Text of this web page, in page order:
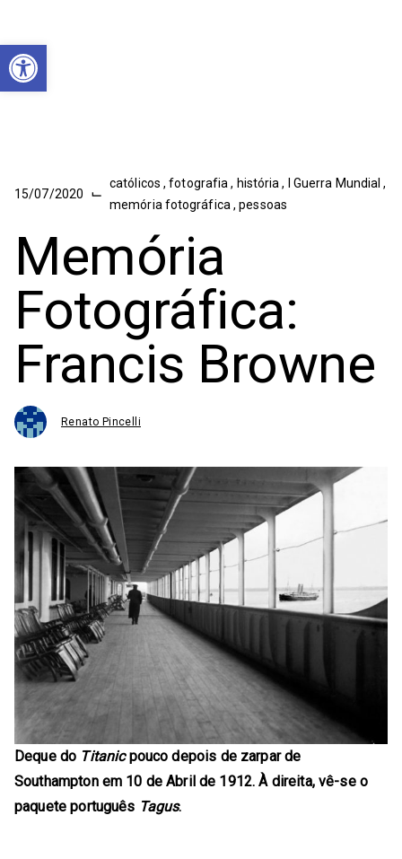
Abrir a barra de ferramentas
15/07/2020 ⌙
católicos ,fotografia, história, I Guerra Mundial,
memória fotográfica ,pessoas
Memória
Fotográfica:
Francis Browne
Renato Pincelli
Deque do Titanicpouco depois de zarpar de
Southampton em 10 de Abril de 1912. À direita, vê-se o
paquete português Tagus.